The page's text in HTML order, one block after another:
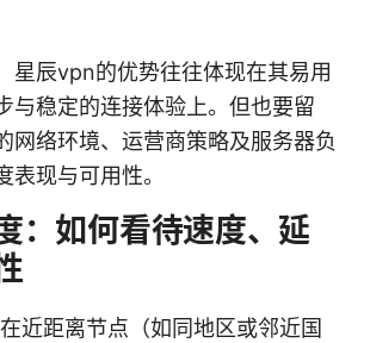
星辰vpn的优势往往体现在其易用
与稳定的连接体验上。但也要留
网络环境、运营商策略及服务器负
表现与可用性。
：如何看待速度、延
近距离节点（如同地区或邻近国